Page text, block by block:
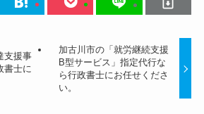
支援事
書士に
加古川市の「就労継続支援
B型サービス」指定代行な
ら行政書士にお任せくださ
い。